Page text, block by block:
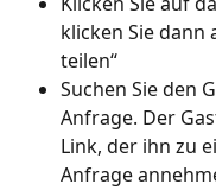
klicken Sie dann
teilen“
Suchen Sie den
Anfrage. Der
Link, der ihn zu
Anfrage